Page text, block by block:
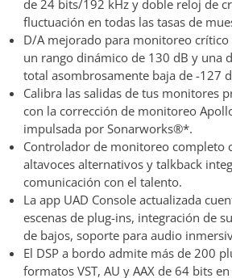
de 24 bits/192 kHz y doble reloj de
fluctuación en todas las tasas de
D/A mejorado para monitoreo
un rango dinámico de 130 dB y una
total asombrosamente baja de -127
Calibra las salidas de tus monitores
con la corrección de monitoreo
impulsada por Sonarworks®*.
Controlador de monitoreo completo
altavoces alternativos y talkback
comunicación con el talento.
La app UAD Console actualizada
escenas de plug-ins, integración de
de bajos, soporte para audio
El DSP a bordo admite más de 200
formatos VST, AU y AAX de 64 bits